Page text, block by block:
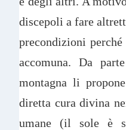
discepoli a fare
precondizioni
accomuna. Da
montagna li
diretta cura divina
umane (il sole è